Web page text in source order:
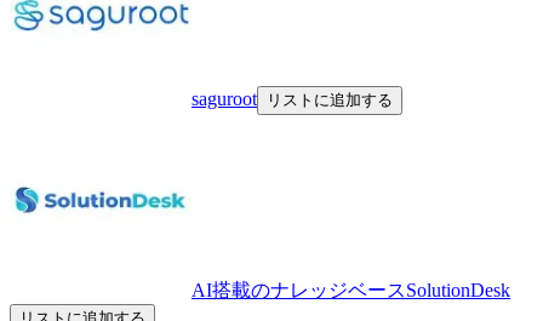
saguroot リストに追加する
AI搭載のナレッジベースSolutionDesk